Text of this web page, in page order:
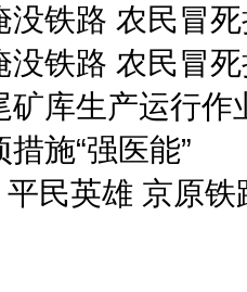
没铁路 农民冒
没铁路 农民冒
矿库生产运行作
施“强医能”
平民英雄 京原铁